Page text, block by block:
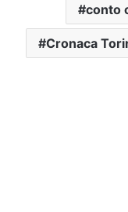
conto
Cronaca